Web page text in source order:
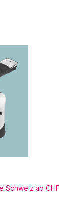
Schweiz ab CHF